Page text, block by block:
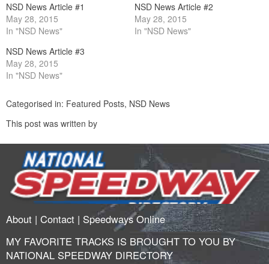
NSD News Article #1
May 28, 2015
In "NSD News"
NSD News Article #2
May 28, 2015
In "NSD News"
NSD News Article #3
May 28, 2015
In "NSD News"
Categorised in: Featured Posts, NSD News
This post was written by
About | Contact | Speedways Online
MY FAVORITE TRACKS IS BROUGHT TO YOU BY
NATIONAL SPEEDWAY DIRECTORY